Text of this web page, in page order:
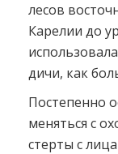
лесов
Карелии до
дичи, как
Постепенно
меняться с
стерты с